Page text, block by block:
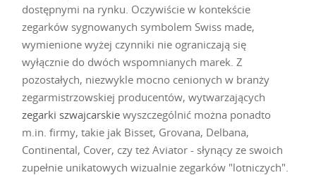
dostępnymi na rynku. Oczywiście w kontekście
zegarków sygnowanych symbolem Swiss made,
wymienione wyżej czynniki nie ograniczają się
wyłącznie do dwóch wspomnianych marek. Z
pozostałych, niezwykle mocno cenionych w branży
zegarmistrzowskiej producentów, wytwarzających
zegarki szwajcarskie wyszczególnić można ponadto
m.in. firmy, takie jak Bisset, Grovana, Delbana,
Continental, Cover, czy też Aviator - słynący ze swoich
zupełnie unikatowych wizualnie zegarków "lotniczych".